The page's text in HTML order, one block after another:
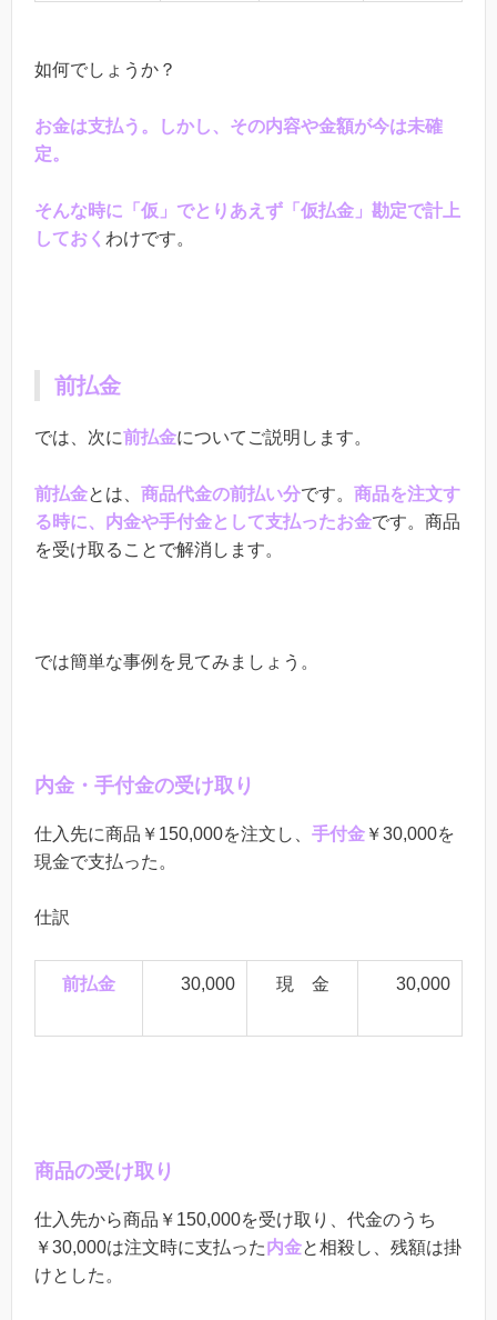
如何でしょうか？
お金は支払う。しかし、その内容や金額が今は未確
定。
そんな時に「仮」でとりあえず「仮払金」勘定で計上
しておく わけです。
前払金
では、次に前払金についてご説明します。
前払金とは、 商品代金の前払い分です。 商品を注文す
る時に、内金や手付金として支払ったお金です。商品
を受け取ることで解消します。
では簡単な事例を見てみましょう。
内金・手付金の受け取り
仕入先に商品￥150,000を注文し、 手付金 ￥30,000を
現金で支払った。
仕訳
前払金 30,000 現 金 30,000
商品の受け取り
仕入先から商品￥150,000を受け取り、代金のうち
￥30,000は注文時に支払った内金と相殺し、残額は掛
けとした。